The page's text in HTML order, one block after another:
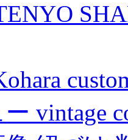
vintage